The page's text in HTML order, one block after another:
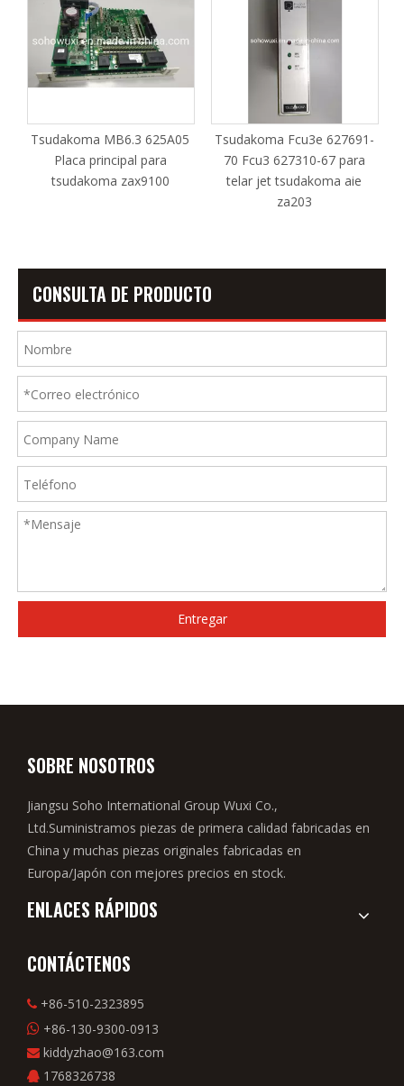
Tsudakoma MB6.3 625A05
Placa principal para
tsudakoma zax9100
Tsudakoma Fcu3e 627691-
70 Fcu3 627310-67 para
telar jet tsudakoma aie
za203
CONSULTA DE PRODUCTO
Entregar
SOBRE NOSOTROS
Jiangsu Soho International Group Wuxi Co.,
Ltd.Suministramos piezas de primera calidad fabricadas en
China y muchas piezas originales fabricadas en
Europa/Japón con mejores precios en stock.
ENLACES RÁPIDOS
CONTÁCTENOS
 +86-510-2323895
 +86-130-9300-0913
 kiddyzhao@163.com
 1768326738